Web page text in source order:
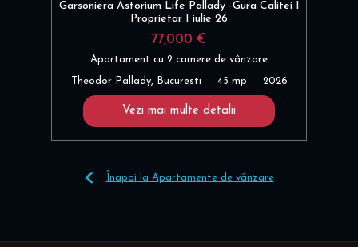
Garsoniera Astorium Life Pallady -Gura Calitei I
Proprietar I iulie 26
77,000 €
Apartament cu 2 camere de vânzare
Theodor Pallady, Bucuresti 45 mp 2026
Vezi mai multe detalii
Înapoi la Apartamente de vânzare